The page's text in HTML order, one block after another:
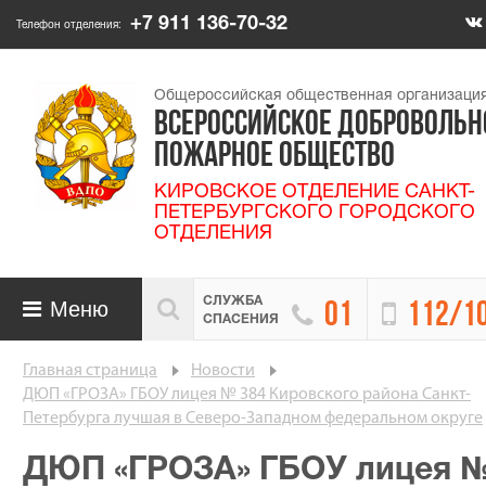
Телефон отделения: +7 911 136-70-32
Общероссийская общественная
ВСЕРОССИЙСКОЕ
ПОЖАРНОЕ ОБЩЕСТВО
КИРОВСКОЕ ОТДЕЛЕНИЕ САНКТ-
ПЕТЕРБУРГСКОГО ГОРОДСКОГО
ОТДЕЛЕНИЯ

СЛУЖБА
СПАСЕНИЯ
 01  112/
 Меню
Главная страница
Новости
ДЮП «ГРОЗА» ГБОУ лицея № 384 Кировского района Санкт-
Петербурга лучшая в Северо-Западном федеральном округе
ДЮП «ГРОЗА» ГБОУ лицея